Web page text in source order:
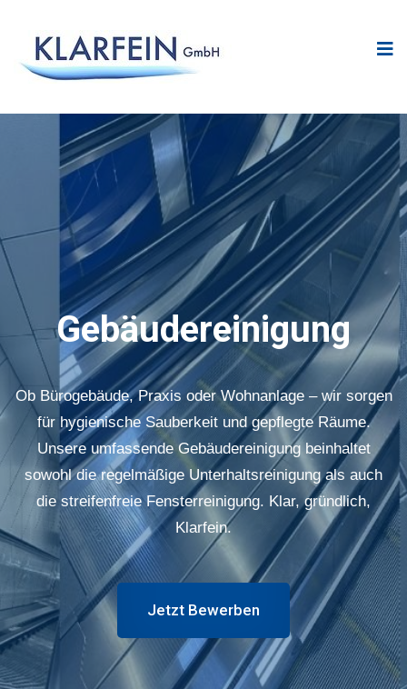
Gebäudereinigung
Ob Bürogebäude, Praxis oder Wohnanlage – wir sorgen
für hygienische Sauberkeit und gepflegte Räume.
Unsere umfassende Gebäudereinigung beinhaltet
sowohl die regelmäßige Unterhaltsreinigung als auch
die streifenfreie Fensterreinigung. Klar, gründlich,
Klarfein.
Jetzt Bewerben